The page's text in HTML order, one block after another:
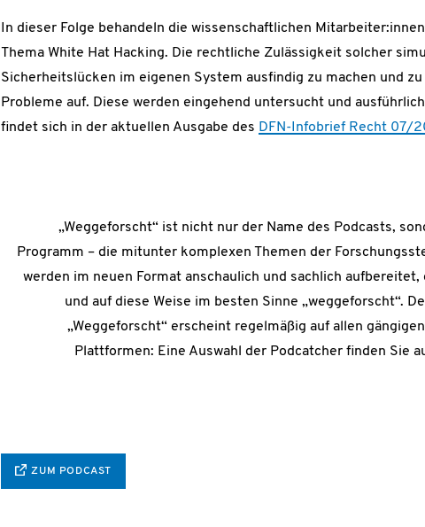
In dieser Folge behandeln die wissenschaftlichen
Thema White Hat Hacking. Die rechtliche Zulässigkeit solcher
Sicherheitslücken im eigenen System ausfindig zu machen und
Probleme auf. Diese werden eingehend untersucht und
findet sich in der aktuellen Ausgabe des DFN-Infobrief Recht 07/
„Weggeforscht“ ist nicht nur der Name des Podcasts,
Programm – die mitunter komplexen Themen der
werden im neuen Format anschaulich und sachlich
und auf diese Weise im besten Sinne „weggeforscht“.
„Weggeforscht“ erscheint regelmäßig auf allen
Plattformen: Eine Auswahl der Podcatcher finden Sie
ZUM PODCAST